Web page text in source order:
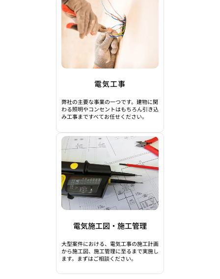
電気工事
​弊社の主要な事業の一つです。建物に関
わる照明やコンセントはもちろん引き込
み工事まですべてお任せください。
電気施工図・施工管理
大型案件における、電気工事の施工計画
から施工図、施工管理に至るまで実施し
ます。まずはご相談ください。